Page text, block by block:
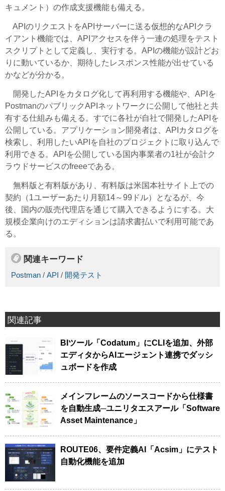
キュメント）の作成支援機能も備える。
APIのリクエストをAPIサーバーに送る仮想的なAPIクラ
イアント機能では、APIアクセスを伴う一連の処理をテスト
スクリプトとして定義し、実行する。APIの機能が設計どお
りに動いているか、期待したレスポンス性能が出せている
かなどが分かる。
開発したAPIをカタログ化して再利用する機能や、APIを
PostmanのパブリックAPIネットワークに公開して他社と共
有する仕組みも備える。すでに各社が自社で開発したAPIを
公開している。アプリケーション開発者は、APIカタログを
検索し、利用したいAPIを自社のプロジェクトに取り込んで
利用できる。APIを公開している国内事業者の1社が会計ク
ラウドサービスのfreeeである。
無料版と有料版があり、有料版は米国本社サイト上での
契約（1ユーザーあたり月額14～99ドル）となるが、今
後、国内の販売代理店を通じて購入できるようにする。大
規模企業向けのエディションは請求書払いで利用可能であ
る。
関連キーワード
Postman / API / 開発テスト
関連記事
BIツール「Codatum」にCLIを追加、外部
エディタからAIエージェント連携でダッシ
ュボードを作成
メインフレームのソースコードから仕様書
を自動生成─ユニリタエスアール「Software
Asset Maintenance」
ROUTE06、要件定義AI「Acsim」にテスト
自動化機能を追加